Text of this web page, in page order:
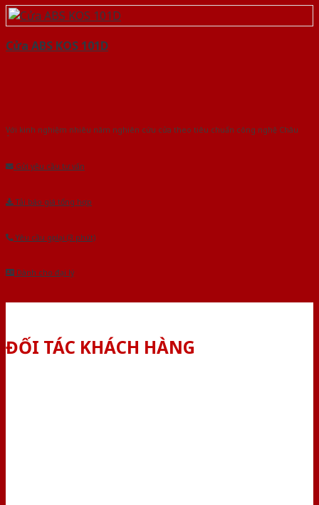
Cửa ABS KOS 101D
Với kinh nghiệm nhiêu năm nghiên cứu cửa theo tiêu chuẩn công nghệ Châu
Gửi yêu cầu tư vấn
Tải báo giá tổng hợp
Yêu cầu gọi lại (3 phút)
Dành cho đại lý
ĐỐI TÁC KHÁCH HÀNG